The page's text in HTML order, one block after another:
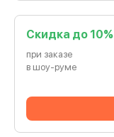
Cкидка до 10%
при заказе
в шоу-руме